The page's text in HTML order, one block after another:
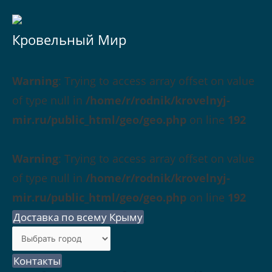
Кровельный Мир
Warning: Trying to access array offset on value
of type null in /home/r/rodnik/krovelnyj-
mir.ru/public_html/geo/geo.php on line 192
Warning: Trying to access array offset on value
of type null in /home/r/rodnik/krovelnyj-
mir.ru/public_html/geo/geo.php on line 192
Доставка по всему Крыму
Контакты